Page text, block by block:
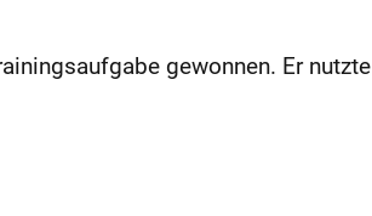
gewonnen. Er